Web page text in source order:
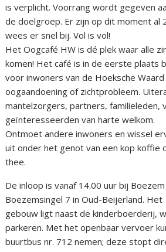
is verplicht. Voorrang wordt gegeven
de doelgroep. Er zijn op dit moment al
wees er snel bij. Vol is vol!
Het Oogcafé HW is dé plek waar alle
komen! Het café is in de eerste plaats
voor inwoners van de Hoeksche
oogaandoening of zichtprobleem.
mantelzorgers, partners, familieleden,
geïnteresseerden van harte welkom.
Ontmoet andere inwoners en wissel
uit onder het genot van een kop koffie
thee.
De inloop is vanaf 14.00 uur bij
Boezemsingel 7 in Oud-Beijerland. Het
gebouw ligt naast de kinderboerderij,
parkeren. Met het openbaar vervoer
buurtbus nr. 712 nemen; deze stopt